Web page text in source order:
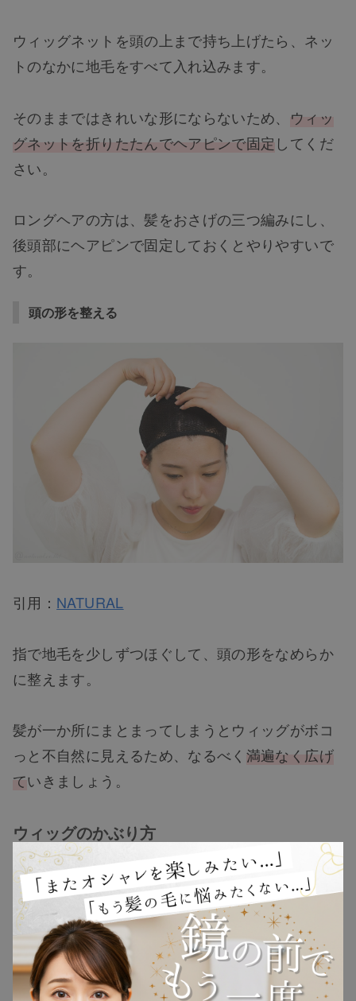
ウィッグ
プレゼント
ウィッグネットを頭の上まで持ち上げたら、ネッ
トのなかに地毛をすべて入れ込みます。
そのままではきれいな形にならないため、 ウィッ
グネットを折りたたんでヘアピンで固定 してくだ
さい。
ロングヘアの方は、髪をおさげの三つ編みにし、
後頭部にヘアピンで固定しておくとやりやすいで
す。
頭の形を整える
引用： NATURAL
指で地毛を少しずつほぐして、頭の形をなめらか
に整えます。
髪が一か所にまとまってしまうとウィッグがボコ
っと不自然に見えるため、なるべく 満遍なく広げ
ていきましょう。
ウィッグのかぶり方